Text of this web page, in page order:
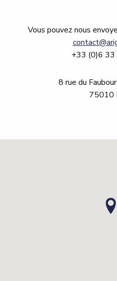
Vous pouvez nous
+33 (0)6
8 rue du
75010